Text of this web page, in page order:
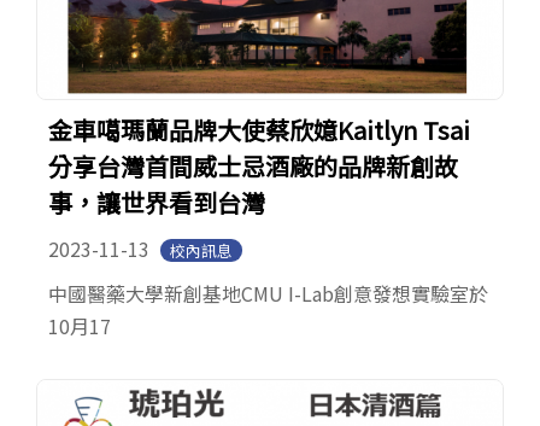
金車噶瑪蘭品牌大使蔡欣嬑Kaitlyn Tsai
分享台灣首間威士忌酒廠的品牌新創故
事，讓世界看到台灣
2023-11-13 校內訊息
中國醫藥大學新創基地CMU I-Lab創意發想實驗室於
10月17